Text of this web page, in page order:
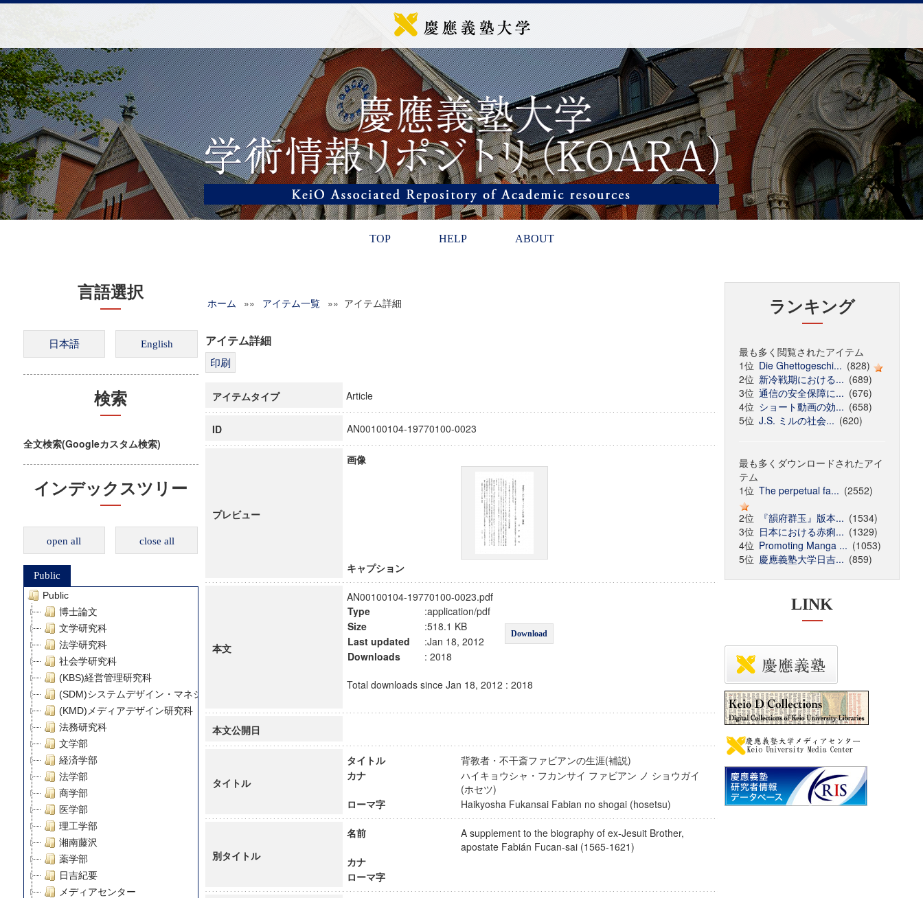
TOP HELP ABOUT
言語選択
検索
全文検索(Googleカスタム検索)
インデックスツリー
open all close all
Public
Public
博士論文
文学研究科
法学研究科
社会学研究科
(KBS)経営管理研究科
(SDM)システムデザイン・マネジメント研究科
(KMD)メディアデザイン研究科
法務研究科
文学部
経済学部
法学部
商学部
医学部
理工学部
湘南藤沢
薬学部
日吉紀要
メディアセンター
ホーム »» アイテム一覧 »» アイテム詳細
アイテム詳細
アイテムタイプ Article
ID AN00100104-19770100-0023
プレビュー
画像
キャプション
本文
AN00100104-19770100-0023.pdf
Type
:application/pdf
Download
Size
:518.1 KB
Last updated
:Jan 18, 2012
Downloads
: 2018
Total downloads since Jan 18, 2012 : 2018
本文公開日
タイトル
タイトル
背教者・不干斎ファビアンの生涯(補説)
カナ
ハイキョウシャ・フカンサイ ファビアン ノ ショウガイ
(ホセツ)
ローマ字
Haikyosha Fukansai Fabian no shogai (hosetsu)
別タイトル
名前
A supplement to the biography of ex-Jesuit Brother,
apostate Fabián Fucan-sai (1565-1621)
カナ
ローマ字
ランキング
最も多く閲覧されたアイテム
1位 Die Ghettogeschi... (828)
2位 新冷戦期における... (689)
3位 通信の安全保障に... (676)
4位 ショート動画の効... (658)
5位 J.S. ミルの社会... (620)
最も多くダウンロードされたアイ
テム
1位 The perpetual fa... (2552)
2位
『韻府群玉』版本... (1534)
3位 日本における赤痢... (1329)
4位 Promoting Manga ... (1053)
5位 慶應義塾大学日吉... (859)
LINK